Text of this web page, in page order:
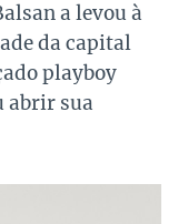
a levou à
da capital
playboy
abrir sua